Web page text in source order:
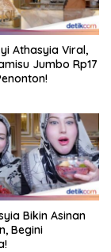
Athasyia Viral,
Jumbo Rp17
Bikin Asinan
Begini